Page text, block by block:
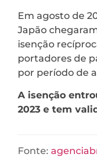
Em agosto de
Japão
isenção
portadores de
por período de
A isenção
2023 e tem
Fonte: